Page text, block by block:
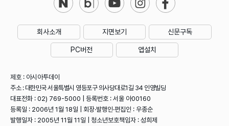
회사소개 지면보기 신문구독
PC버전 앱설치
제호 : 아시아투데이
주소 : 대한민국 서울특별시 영등포구 의사당대로1길 34 인영빌딩
대표전화 : 02) 769-5000 | 등록번호 : 서울 아00160
등록일 : 2006년 1월 18일 | 회장·발행인·편집인 : 우종순
발행일자 : 2005년 11월 11일 | 청소년보호책임자 : 성희제